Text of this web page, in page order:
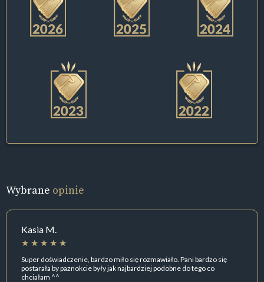
Wybrane opinie
Kasia M.
Super doświadczenie, bardzo miło się rozmawiało. Pani bardzo się
postarała by paznokcie były jak najbardziej podobne do tego co
chciałam ^^